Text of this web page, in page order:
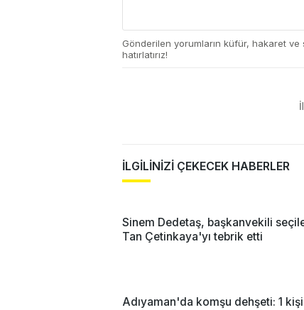
Gönderilen yorumların küfür, hakaret
hatırlatırız!
İLGİLİNİZİ ÇEKECEK HABERLER
Sinem Dedetaş, başkanvekili
Tan Çetinkaya'yı tebrik etti
Adıyaman'da komşu dehşeti: 1 kişi